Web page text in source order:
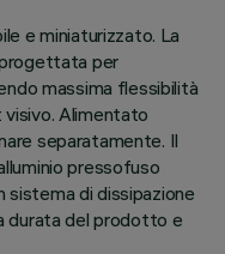
e miniaturizzato. La
per
massima flessibilità
Alimentato
separatamente. Il
pressofuso
sistema di dissipazione
durata del prodotto e